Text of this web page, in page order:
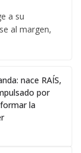
a su
al margen,
nace RAÍS,
por
la